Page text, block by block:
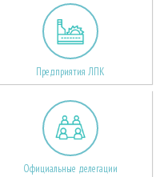
Предприятия ЛПК
Официальные делегации